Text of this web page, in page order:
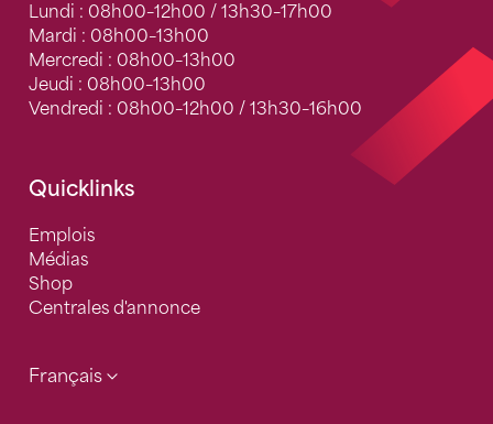
Lundi : 08h00–12h00 / 13h30–17h00
Mardi : 08h00–13h00
Mercredi : 08h00–13h00
Jeudi : 08h00–13h00
Vendredi : 08h00–12h00 / 13h30–16h00
Quicklinks
Emplois
Médias
Shop
Centrales d'annonce
Français